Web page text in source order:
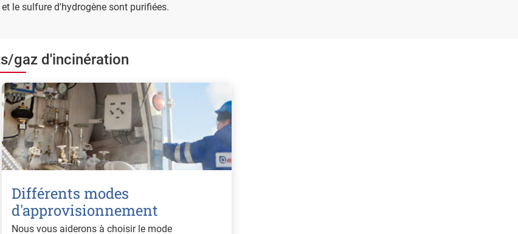
le sulfure d'hydrogène sont purifiées.
gaz d'incinération
Différents modes
d'approvisionnement
Nous vous aiderons à choisir le mode